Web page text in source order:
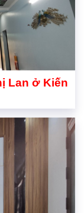
Lan ở Kiến